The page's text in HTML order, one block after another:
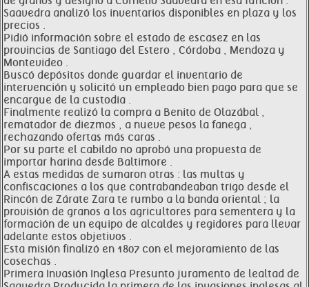
Saavedra analizó los inventarios disponibles en plaza y los
precios .
Pidió información sobre el estado de escasez en las
provincias de Santiago del Estero , Córdoba , Mendoza y
Montevideo .
Buscó depósitos donde guardar el inventario de
intervención y solicitó un empleado bien pago para que se
encargue de la custodia .
Finalmente realizó la compra a Benito de Olazábal ,
rematador de diezmos , a nueve pesos la fanega ,
rechazando ofertas más caras .
Por su parte el cabildo no aprobó una propuesta de
importar harina desde Baltimore .
A estas medidas de sumaron otras : las multas y
confiscaciones a los que contrabandeaban trigo desde el
Rincón de Zárate Zara te rumbo a la banda oriental ; la
provisión de granos a los agricultores para sementera y la
formación de un equipo de alcaldes y regidores para llevar
adelante estos objetivos .
Esta misión finalizó en 1807 con el mejoramiento de las
cosechas .
Primera Invasión Inglesa Presunto juramento de lealtad de